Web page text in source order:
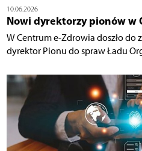
10.06.2026
Nowi dyrektorzy pionów w
W Centrum e-Zdrowia doszło do
dyrektor Pionu do spraw Ładu